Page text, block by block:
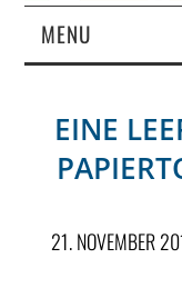
MENU
MAGAZIN
RUBRIKEN
EINE
21. NOVEMBER